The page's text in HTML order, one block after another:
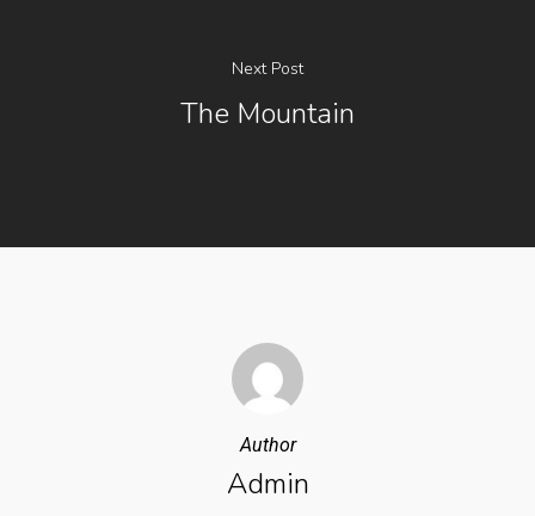
Next Post
The Mountain
Author
Admin